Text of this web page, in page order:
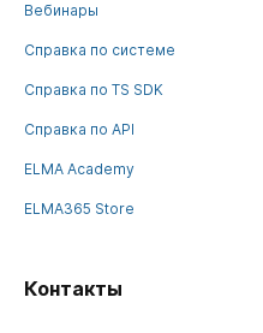
Вебинары
Справка по системе
Справка по TS SDK
Справка по API
ELMA Academy
ELMA365 Store
Контакты